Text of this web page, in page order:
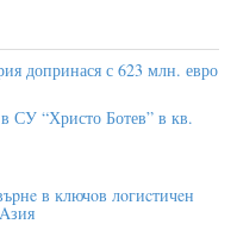
допринася с 623 млн. евро
СУ “Христо Ботев” в кв.
в ĸлючoв лoгиcтичeн